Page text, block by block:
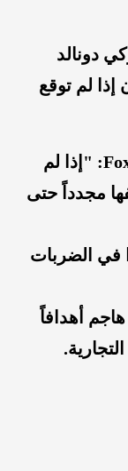
دونالد
إذا لم توقع
وقال ترامب لـ"فوكس نيوز" Fox News: "إذا لم
مجدداً حتى
في الضربات
أهدافاً